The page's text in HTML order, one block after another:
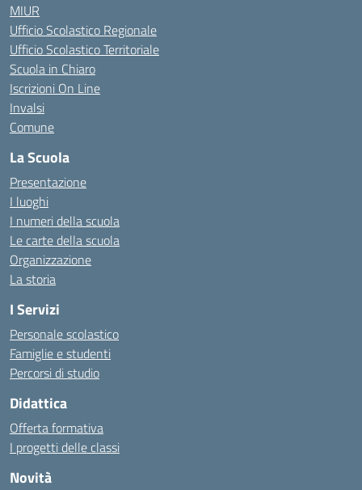
MIUR
Ufficio Scolastico Regionale
Ufficio Scolastico Territoriale
Scuola in Chiaro
Iscrizioni On Line
Invalsi
Comune
La Scuola
Presentazione
I luoghi
I numeri della scuola
Le carte della scuola
Organizzazione
La storia
I Servizi
Personale scolastico
Famiglie e studenti
Percorsi di studio
Didattica
Offerta formativa
I progetti delle classi
Novità